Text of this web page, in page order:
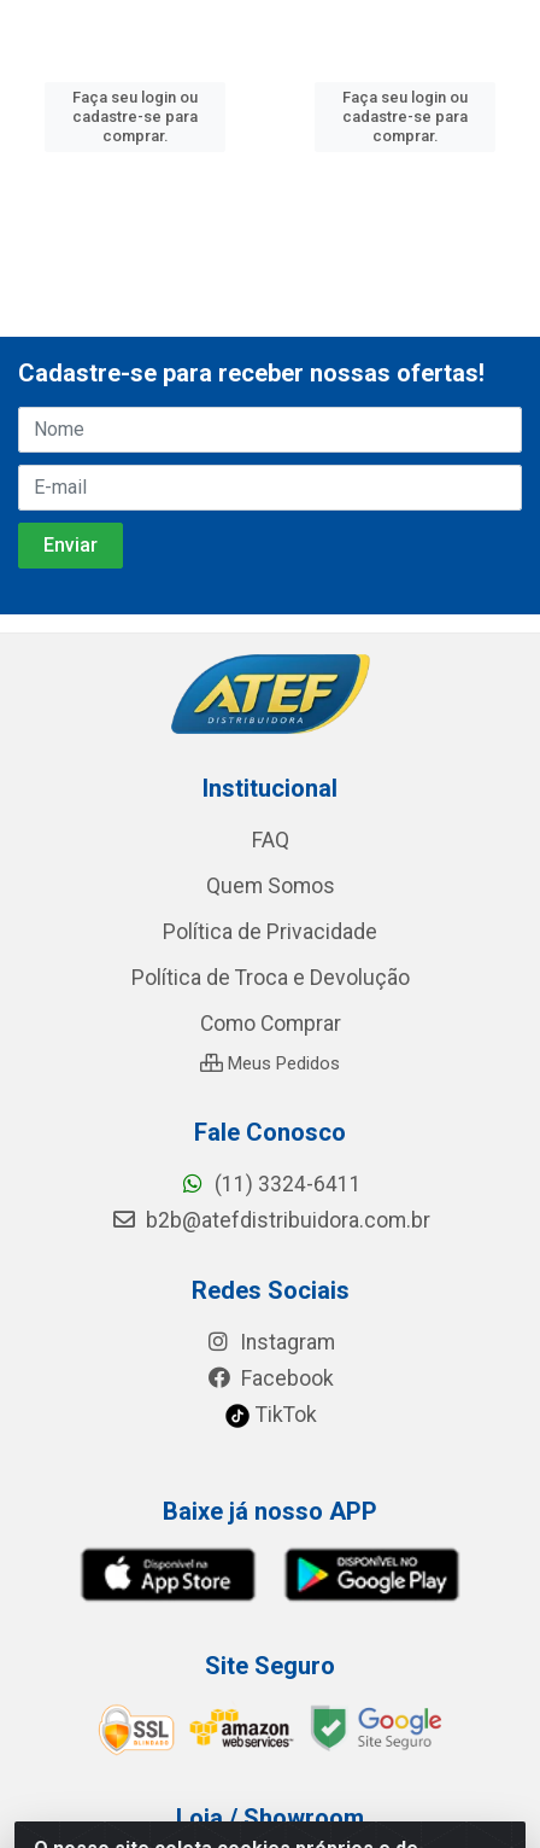
Faça seu login ou
cadastre-se para
comprar.
Faça seu login ou
cadastre-se para
comprar.
Cadastre-se para receber nossas ofertas!
Institucional
FAQ
Quem Somos
Política de Privacidade
Política de Troca e Devolução
Como Comprar
Meus Pedidos
Fale Conosco
(11) 3324-6411
b2b@atefdistribuidora.com.br
Redes Sociais
Instagram
Facebook
TikTok
Baixe já nosso APP
Site Seguro
Loja / Showroom